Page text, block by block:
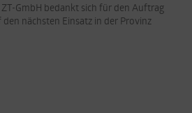
ZT-GmbH bedankt sich für den Auftrag
nächsten Einsatz in der Provinz